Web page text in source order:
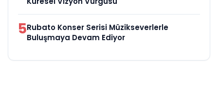
5Rubato Konser Serisi Müzikseverlerle
Buluşmaya Devam Ediyor